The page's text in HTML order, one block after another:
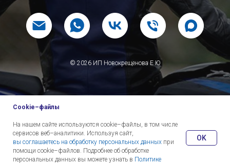
© 2026 ИП Новокрещенова Е Ю
Cookie–файлы
На нашем сайте используются cookie–файлы, в том числе
сервисов веб–аналитики. Используя сайт,
вы соглашаетесь на обработку персональных данных при
помощи cookie–файлов. Подробнее об обработке
персональных данных вы можете узнать в Политике
OK